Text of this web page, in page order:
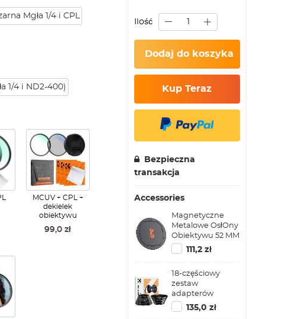
Mgła 1/4 i CPL
1/4 i ND2-400)
MCUV + CPL +
dekielek
obiektywu
99,0 zł
Ilość
Dodaj do koszyka
Kup Teraz
Bezpieczna
transakcja
Accessories
Magnetyczne
Metalowe OsłOny
Obiektywu 52 MM
(Działa Tylko Z
Filtrami
K&F Concept)
111,2 zł
18-częściowy
zestaw
adapterów
pierścienia filtra,
zestaw
135,0 zł